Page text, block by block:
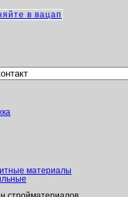
в вацап
материалы